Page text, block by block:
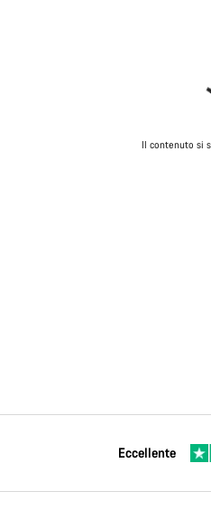
Il contenuto si
Eccellente